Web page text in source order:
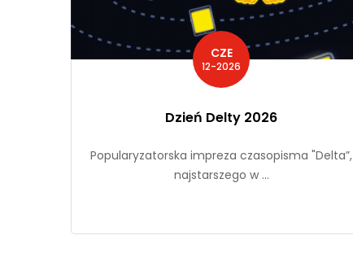
CZE
12-2026
Dzień Delty 2026
Popularyzatorska impreza czasopisma "Delta”,
najstarszego w ...